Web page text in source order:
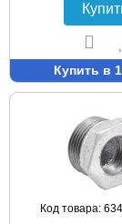
Купить в
Код товара: